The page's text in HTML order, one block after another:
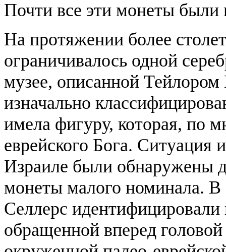
Почти все эти монеты
На протяжении более
ограничивалось одной
музее, описанной
изначально
имела фигуру, которая, по
еврейского Бога. Ситуация
Израиле были обнаружены
монеты малого номинала.
Селлерс
обращенной вперед